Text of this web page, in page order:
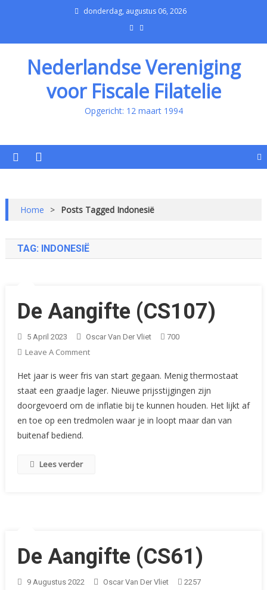
donderdag, augustus 06, 2026
Nederlandse Vereniging
voor Fiscale Filatelie
Opgericht: 12 maart 1994
Home > Posts Tagged Indonesië
TAG: INDONESIË
De Aangifte (CS107)
5 April 2023 Oscar Van Der Vliet 700
Leave A CommentOn
Aangifte
(CS107)
Het jaar is weer fris van start gegaan. Menig thermostaat
staat een graadje lager. Nieuwe prijsstijgingen zijn
doorgevoerd om de inflatie bij te kunnen houden. Het lijkt af
en toe op een tredmolen waar je in loopt maar dan van
buitenaf bediend.
Lees verder
De Aangifte (CS61)
9 Augustus 2022 Oscar Van Der Vliet 2257